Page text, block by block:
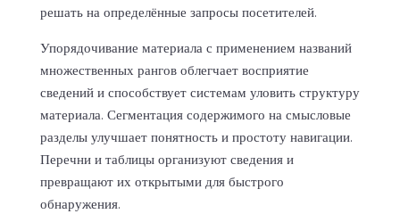
решать на определённые запросы посетителей.
Упорядочивание материала с применением названий
множественных рангов облегчает восприятие
сведений и способствует системам уловить структуру
материала. Сегментация содержимого на смысловые
разделы улучшает понятность и простоту навигации.
Перечни и таблицы организуют сведения и
превращают их открытыми для быстрого
обнаружения.